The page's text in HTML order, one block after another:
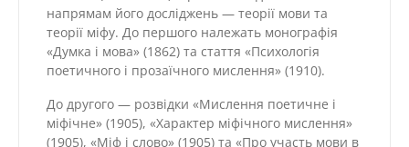
напрямам його досліджень — теорії мови та
теорії міфу. До першого належать монографія
«Думка і мова» (1862) та стаття «Психологія
поетичного і прозаїчного мислення» (1910).
До другого — розвідки «Мислення поетичне і
міфічне» (1905), «Характер міфічного мислення»
(1905), «Міф і слово» (1905) та «Про участь мови в